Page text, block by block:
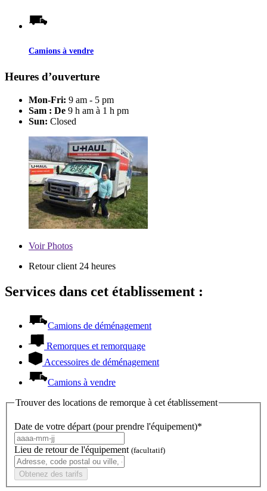
Camions à vendre
Heures d’ouverture
Mon-Fri: 9 am - 5 pm
Sam : De 9 h am à 1 h pm
Sun: Closed
VoirPhotos
Retour client 24 heures
Services dans cet établissement :
Camions de déménagement
Remorques et remorquage
Accessoires de déménagement
Camions à vendre
Trouver des locations de remorque à cet établissement
Date de votre départ (pour prendre l'équipement)*
Lieu de retour de l'équipement (facultatif)
Obtenez des tarifs